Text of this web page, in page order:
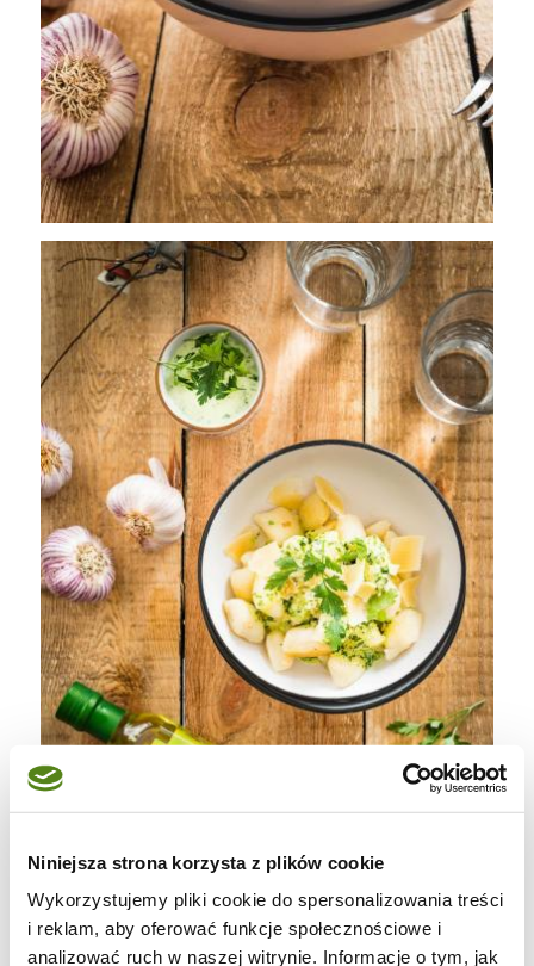
Niniejsza strona korzysta z plików cookie
Wykorzystujemy pliki cookie do spersonalizowania treści
i reklam, aby oferować funkcje społecznościowe i
analizować ruch w naszej witrynie. Informacje o tym, jak